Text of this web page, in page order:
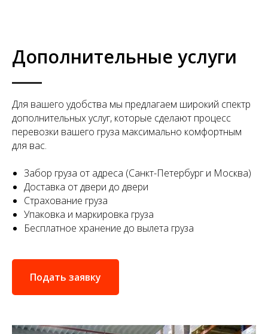
Дополнительные услуги
Для вашего удобства мы предлагаем широкий спектр
дополнительных услуг, которые сделают процесс
перевозки вашего груза максимально комфортным
для вас.
Забор груза от адреса (Санкт-Петербург и Москва)
Доставка от двери до двери
Страхование груза
Упаковка и маркировка груза
Бесплатное хранение до вылета груза
Подать заявку